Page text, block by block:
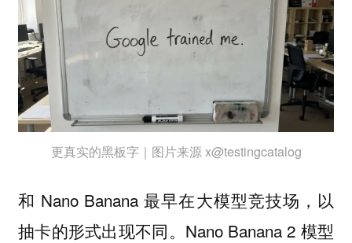
更真实的黑板字｜图片来源 x@testingcatalog
和 Nano Banana 最早在大模型竞技场，以
抽卡的形式出现不同。Nano Banana 2 模型